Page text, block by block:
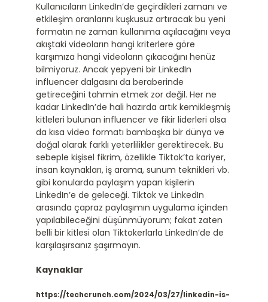
Kullanıcıların LinkedIn’de geçirdikleri zamanı ve
etkileşim oranlarını kuşkusuz artıracak bu yeni
formatın ne zaman kullanıma açılacağını veya
akıştaki videoların hangi kriterlere göre
karşımıza hangi videoların çıkacağını henüz
bilmiyoruz. Ancak yepyeni bir LinkedIn
influencer dalgasını da beraberinde
getireceğini tahmin etmek zor değil. Her ne
kadar LinkedIn’de hali hazırda artık kemikleşmiş
kitleleri bulunan influencer ve fikir liderleri olsa
da kısa video formatı bambaşka bir dünya ve
doğal olarak farklı yeterlilikler gerektirecek. Bu
sebeple kişisel fikrim, özellikle Tiktok’ta kariyer,
insan kaynakları, iş arama, sunum teknikleri vb.
gibi konularda paylaşım yapan kişilerin
LinkedIn’e de geleceği. Tiktok ve LinkedIn
arasında çapraz paylaşımın uygulama içinden
yapılabileceğini düşünmüyorum; fakat zaten
belli bir kitlesi olan Tiktokerlarla LinkedIn’de de
karşılaşırsanız şaşırmayın.
Kaynaklar
https://techcrunch.com/2024/03/27/linkedin-is-